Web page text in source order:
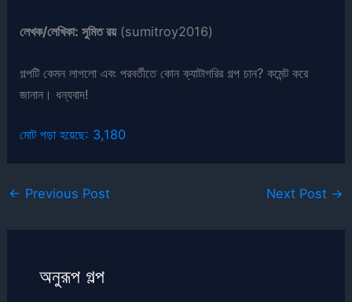
লেখক/লেখিকা: সুমিত রয়(sumitroy2016)
গল্পটি কেমন লাগলো এবং পরবর্তীতে কোন ক্যাটাগরির গল্প চান? কমেন্ট করে
জানান। ধন্যবাদ!
মোট পড়া হয়েছে: 3,180
← Previous Post Next Post →
অনুরূপ গল্প